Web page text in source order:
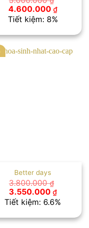
Giá
gốc
là:
4.600.000 ₫Giá
hiện
tại
Tiết kiệm: 8%
Better days
3.800.000₫
Giá
gốc
là:
3.550.000 ₫Giá
hiện
tại
Tiết kiệm: 6.6%